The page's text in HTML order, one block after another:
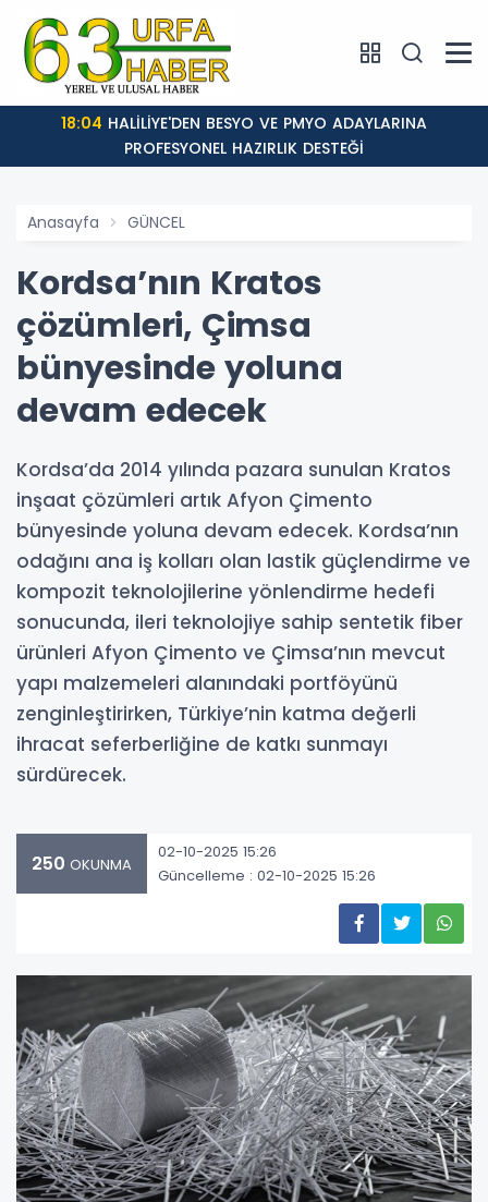
18:02: EVREN SANAYİ SİTESİ KATLI KÖPRÜLÜ KAVŞAĞI
TAMAMLANDI, ARAÇ GEÇİŞLERİ BAŞLADI
Anasayfa GÜNCEL
Kordsa’nın Kratos
çözümleri, Çimsa
bünyesinde yoluna
devam edecek
Kordsa’da 2014 yılında pazara sunulan Kratos
inşaat çözümleri artık Afyon Çimento
bünyesinde yoluna devam edecek. Kordsa’nın
odağını ana iş kolları olan lastik güçlendirme ve
kompozit teknolojilerine yönlendirme hedefi
sonucunda, ileri teknolojiye sahip sentetik fiber
ürünleri Afyon Çimento ve Çimsa’nın mevcut
yapı malzemeleri alanındaki portföyünü
zenginleştirirken, Türkiye’nin katma değerli
ihracat seferberliğine de katkı sunmayı
sürdürecek.
250 OKUNMA
02-10-2025 15:26
Güncelleme : 02-10-2025 15:26